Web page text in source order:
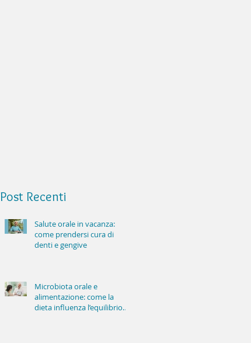
Post Recenti
Salute orale in vacanza:
come prendersi cura di
denti e gengive
Microbiota orale e
alimentazione: come la
dieta influenza l’equilibrio